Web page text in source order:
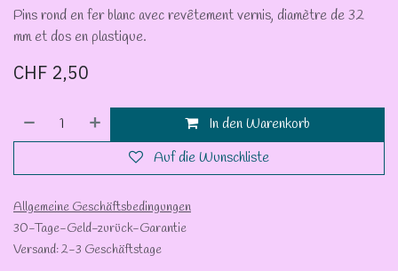
Pins rond en fer blanc avec revêtement vernis, diamètre de 32
mm et dos en plastique.
CHF 2,50
In den Warenkorb
Auf die Wunschliste
Allgemeine Geschäftsbedingungen
30-Tage-Geld-zurück-Garantie
Versand: 2-3 Geschäftstage